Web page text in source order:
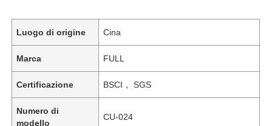
Luogo di origine Cina
Marca FULL
Certificazione BSCI， SGS
Numero di
modello
CU-024